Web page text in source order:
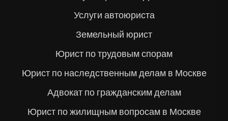
Услуги автоюриста
Земельный юрист
Юрист по трудовым спорам
Юрист по наследственным делам в Москве
Адвокат по гражданским делам
Юрист по жилищным вопросам в Москве